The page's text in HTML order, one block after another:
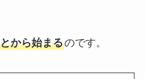
から始まるのです。